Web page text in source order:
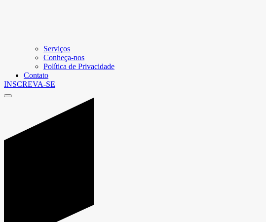
Serviços
Conheça-nos
Política de Privacidade
Contato
INSCREVA-SE